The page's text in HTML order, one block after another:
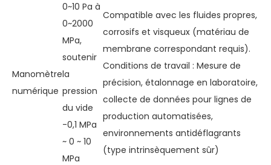
Manomètre
numérique
0~10 Pa à
0~2000
MPa,
soutenir
la
pression
du vide
-0,1 MPa
~ 0 ~ 10
MPa
Compatible avec les fluides propres,
corrosifs et visqueux (matériau de
membrane correspondant requis).
Conditions de travail : Mesure de
précision, étalonnage en laboratoire,
collecte de données pour lignes de
production automatisées,
environnements antidéflagrants
(type intrinsèquement sûr)